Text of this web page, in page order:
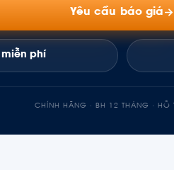
Yêu cầu báo giá
miễn phí
CHÍNH HÃNG · BH 12 THÁNG · HỖ